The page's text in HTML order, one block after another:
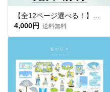
4,000円 送料無料